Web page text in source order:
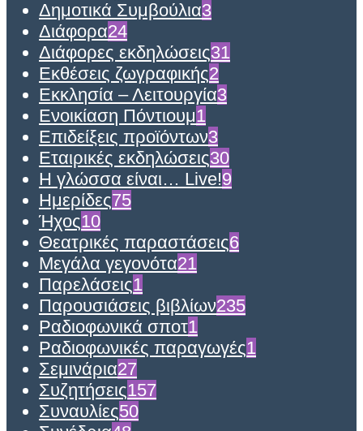
Δημοτικά Συμβούλια3
Διάφορα24
Διάφορες εκδηλώσεις31
Εκθέσεις ζωγραφικής2
Εκκλησία – Λειτουργία3
Ενοικίαση Πόντιουμ1
Επιδείξεις προϊόντων3
Εταιρικές εκδηλώσεις30
Η γλώσσα είναι… Live!9
Ημερίδες75
Ήχος10
Θεατρικές παραστάσεις6
Μεγάλα γεγονότα21
Παρελάσεις1
Παρουσιάσεις βιβλίων235
Ραδιοφωνικά σποτ1
Ραδιοφωνικές παραγωγές1
Σεμινάρια27
Συζητήσεις157
Συναυλίες50